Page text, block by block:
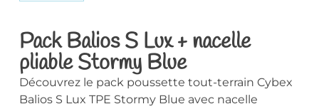
Pack Balios S Lux + nacelle
pliable Stormy Blue
Découvrez le pack poussette tout-terrain Cybex
Balios S Lux TPE Stormy Blue avec nacelle